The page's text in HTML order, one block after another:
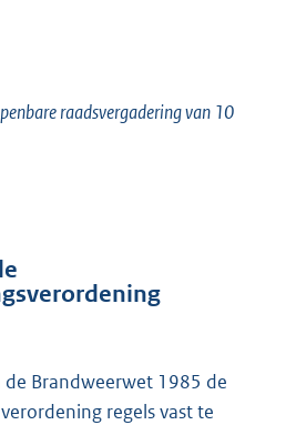
raadsvergadering van 10
Brandweerwet 1985 de
regels vast te